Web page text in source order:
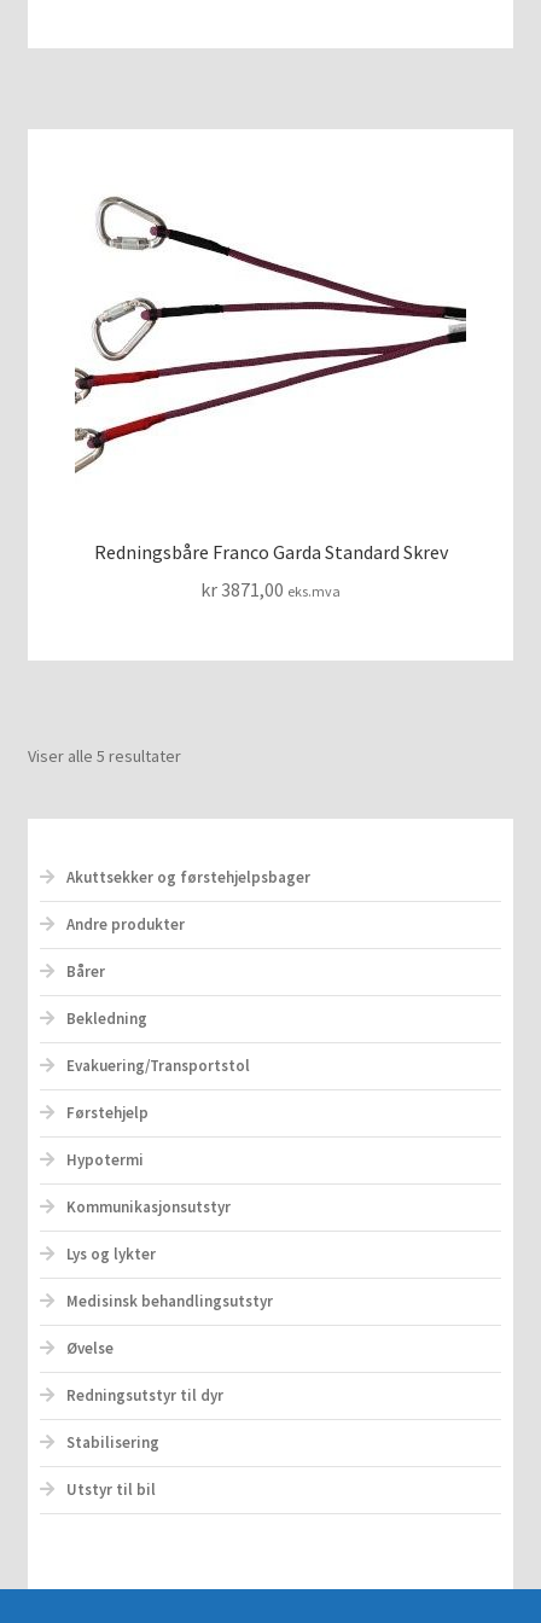
Redningsbåre Franco Garda Standard Skrev
kr3871,00 eks.mva
Viser alle 5 resultater
Akuttsekker og førstehjelpsbager
Andre produkter
Bårer
Bekledning
Evakuering/Transportstol
Førstehjelp
Hypotermi
Kommunikasjonsutstyr
Lys og lykter
Medisinsk behandlingsutstyr
Øvelse
Redningsutstyr til dyr
Stabilisering
Utstyr til bil